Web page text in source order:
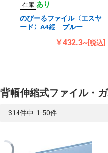
在庫 あり
のびーるファイル〈エスヤ
ード〉A4縦 ブルー
￥432.3~[税込]
背幅伸縮式ファイル・
314件中 1-50件